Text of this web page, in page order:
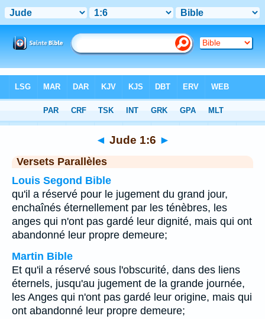
Chapitre 1> Verset 6
◄ Jude 1:6 ►
Versets Parallèles
Louis Segond Bible
qu'il a réservé pour le jugement du grand jour,
enchaînés éternellement par les ténèbres, les
anges qui n'ont pas gardé leur dignité, mais qui ont
abandonné leur propre demeure;
Martin Bible
Et qu'il a réservé sous l'obscurité, dans des liens
éternels, jusqu'au jugement de la grande journée,
les Anges qui n'ont pas gardé leur origine, mais qui
ont abandonné leur propre demeure;